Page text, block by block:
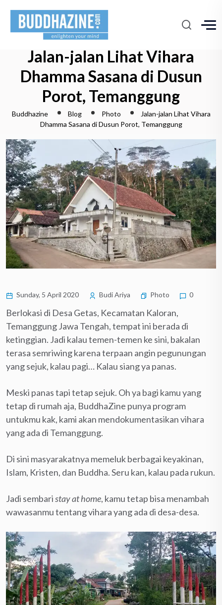
Jalan-jalan Lihat Vihara
Dhamma Sasana di Dusun
Porot, Temanggung
Buddhazine Blog Photo
Jalan-jalan Lihat Vihara
Dhamma Sasana di Dusun Porot, Temanggung
Sunday, 5 April 2020 Budi Ariya Photo 0
Berlokasi di Desa Getas, Kecamatan Kaloran,
Temanggung Jawa Tengah, tempat ini berada di
ketinggian. Jadi kalau temen-temen ke sini, bakalan
terasa semriwing karena terpaan angin pegunungan
yang sejuk, kalau pagi… Kalau siang ya panas.
Meski panas tapi tetap sejuk. Oh ya bagi kamu yang
tetap di rumah aja, BuddhaZine punya program
untukmu kak, kami akan mendokumentasikan vihara
yang ada di Temanggung.
Di sini masyarakatnya memeluk berbagai keyakinan,
Islam, Kristen, dan Buddha. Seru kan, kalau pada rukun.
Jadi sembaristayathome, kamu tetap bisa menambah
wawasanmu tentang vihara yang ada di desa-desa.